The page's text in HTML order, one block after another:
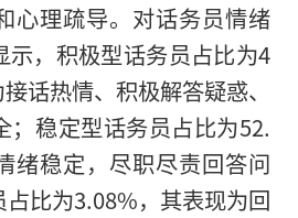
心理疏导。对话务员情绪
示，积极型话务员占比为4
话热情、积极解答疑惑、
；稳定型话务员占比为52.
绪稳定，尽职尽责回答问
比为3.08%，其表现为回